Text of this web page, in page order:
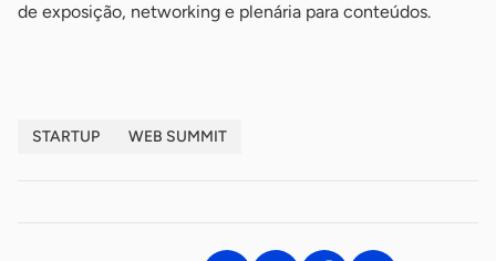
de exposição, networking e plenária para conteúdos.
STARTUP WEB SUMMIT